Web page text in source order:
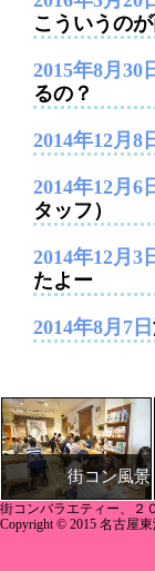
こういうの
2015年8月30
るの？
2014年12月8
2014年12月6
タッフ）
2014年12月3
たよー
2014年8月7日
街コン風景
街コンバラエティー、２
Copyright © 2015 名古屋